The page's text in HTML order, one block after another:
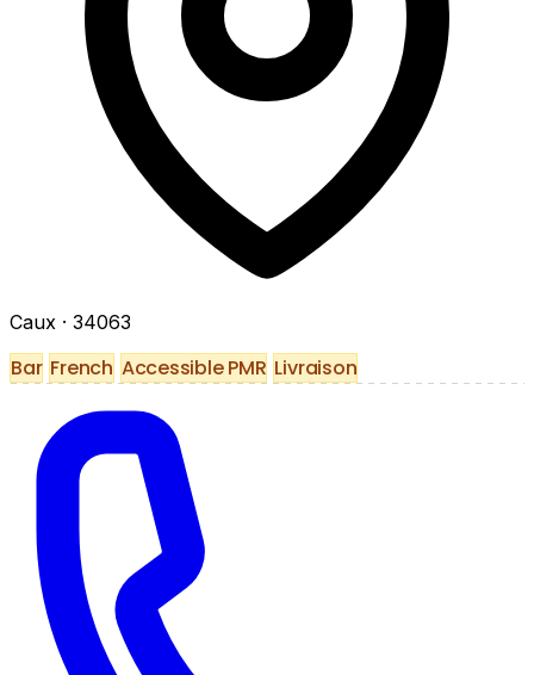
Caux · 34063
Bar French Accessible PMR Livraison